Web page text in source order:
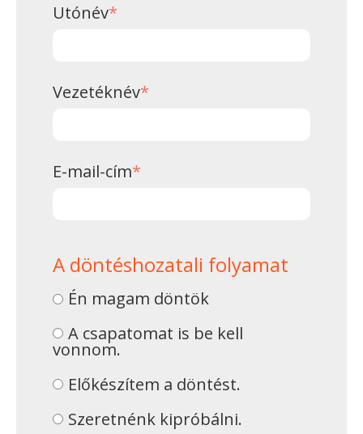
Utónév*
Vezetéknév*
E-mail-cím*
A döntéshozatali folyamat
Én magam döntök
A csapatomat is be kell
vonnom.
Előkészítem a döntést.
Szeretnénk kipróbálni.